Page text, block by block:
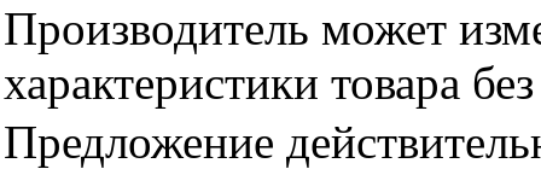
Производитель может
характеристики товара
Предложение